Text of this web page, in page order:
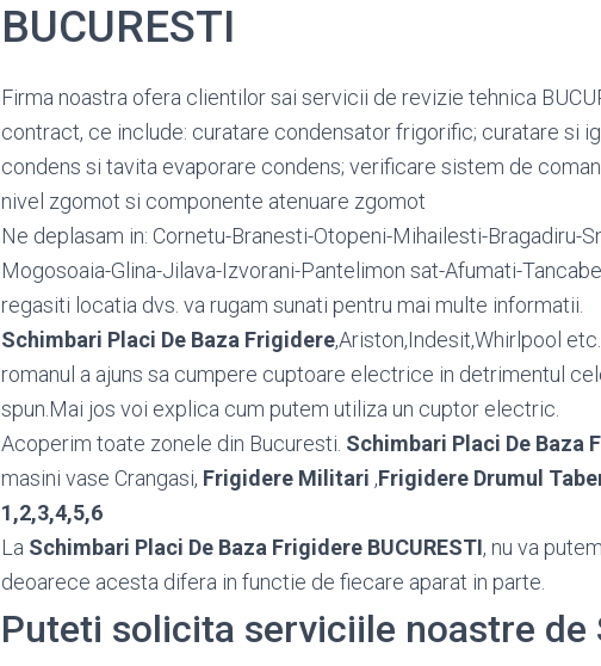
BUCURESTI
Firma noastra ofera clientilor sai servicii de revizie tehnica
contract, ce include: curatare condensator frigorific; curatare si
condens si tavita evaporare condens; verificare sistem de
nivel zgomot si componente atenuare zgomot
Ne deplasam in: Cornetu-Branesti-Otopeni-Mihailesti-Bragadiru-
Mogosoaia-Glina-Jilava-Izvorani-Pantelimon sat-Afumati-
regasiti locatia dvs. va rugam sunati pentru mai multe informatii.
Schimbari Placi De Baza Frigidere,Ariston,Indesit,Whirlpool
romanul a ajuns sa cumpere cuptoare electrice in detrimentul
spun.Mai jos voi explica cum putem utiliza un cuptor electric.
Acoperim toate zonele din Bucuresti. Schimbari Placi De Baza
masini vase Crangasi, Frigidere Militari ,Frigidere Drumul
1,2,3,4,5,6
La Schimbari Placi De Baza Frigidere BUCURESTI, nu va
deoarece acesta difera in functie de fiecare aparat in parte.
Puteti solicita serviciile noastre de